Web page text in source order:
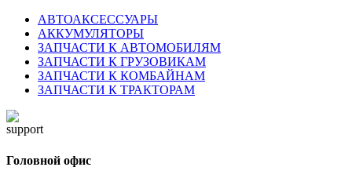
АВТОАКСЕССУАРЫ
АККУМУЛЯТОРЫ
ЗАПЧАСТИ К АВТОМОБИЛЯМ
ЗАПЧАСТИ К ГРУЗОВИКАМ
ЗАПЧАСТИ К КОМБАЙНАМ
ЗАПЧАСТИ К ТРАКТОРАМ
Головной офис